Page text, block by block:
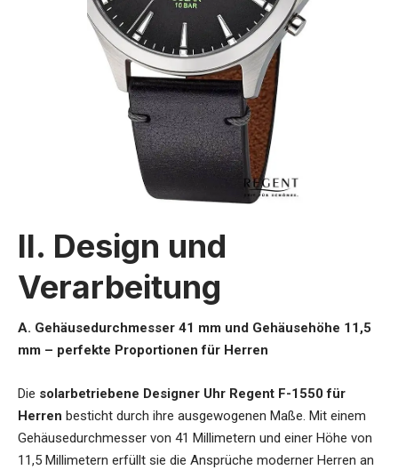
II. Design und
Verarbeitung
A. Gehäusedurchmesser 41 mm und Gehäusehöhe 11,5
mm – perfekte Proportionen für Herren
Die solarbetriebene Designer Uhr Regent F-1550 für
Herren besticht durch ihre ausgewogenen Maße. Mit einem
Gehäusedurchmesser von 41 Millimetern und einer Höhe von
11,5 Millimetern erfüllt sie die Ansprüche moderner Herren an